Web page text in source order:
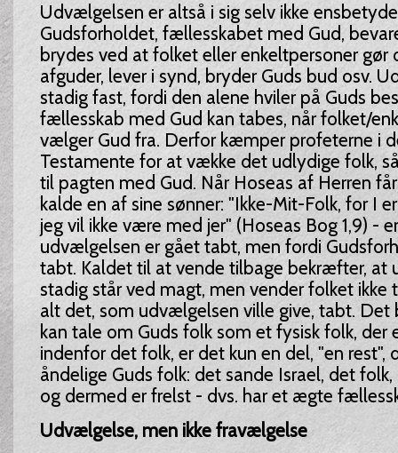
Udvælgelsen er altså i sig selv ikke
Gudsforholdet, fællesskabet med Gud,
brydes ved at folket eller enkeltpersoner gør
afguder, lever i synd, bryder Guds bud osv.
stadig fast, fordi den alene hviler på Guds
fællesskab med Gud kan tabes, når folket/
vælger Gud fra. Derfor kæmper profeterne i
Testamente for at vække det udlydige folk,
til pagten med Gud. Når Hoseas af Herren
kalde en af sine sønner: "Ikke-Mit-Folk, for I
jeg vil ikke være med jer" (Hoseas Bog 1,9) -
udvælgelsen er gået tabt, men fordi
tabt. Kaldet til at vende tilbage bekræfter, at
stadig står ved magt, men vender folket ikke
alt det, som udvælgelsen ville give, tabt. Det
kan tale om Guds folk som et fysisk folk, der
indenfor det folk, er det kun en del, "en rest",
åndelige Guds folk: det sande Israel, det
og dermed er frelst - dvs. har et ægte
Udvælgelse, men ikke fravælgelse